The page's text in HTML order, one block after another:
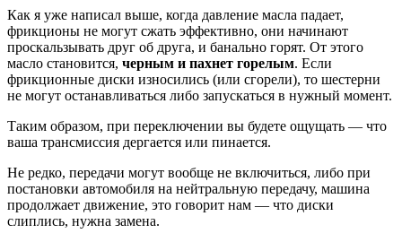
Как я уже написал выше, когда давление масла падает,
фрикционы не могут сжать эффективно, они начинают
проскальзывать друг об друга, и банально горят. От этого
масло становится, черным и пахнет горелым. Если
фрикционные диски износились (или сгорели), то шестерни
не могут останавливаться либо запускаться в нужный момент.
Таким образом, при переключении вы будете ощущать — что
ваша трансмиссия дергается или пинается.
Не редко, передачи могут вообще не включиться, либо при
постановки автомобиля на нейтральную передачу, машина
продолжает движение, это говорит нам — что диски
слиплись, нужна замена.